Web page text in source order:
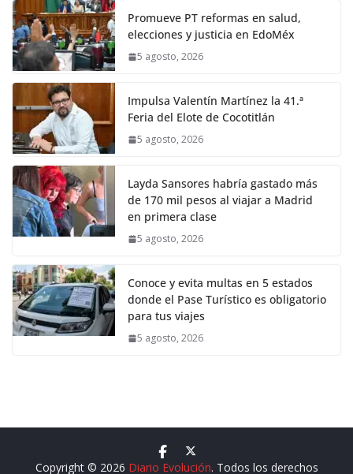
Promueve PT reformas en salud,
elecciones y justicia en EdoMéx
5 agosto, 2026
Impulsa Valentín Martínez la 41.ª
Feria del Elote de Cocotitlán
5 agosto, 2026
Layda Sansores habría gastado más
de 170 mil pesos al viajar a Madrid
en primera clase
5 agosto, 2026
Conoce y evita multas en 5 estados
donde el Pase Turístico es obligatorio
para tus viajes
5 agosto, 2026
Copyright © 2026 Diario Evolución. Todos los derechos